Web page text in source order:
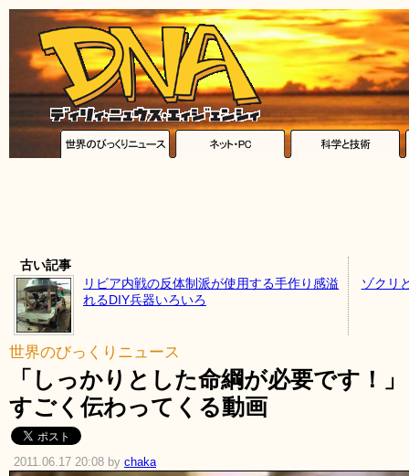
古い記事
リビア内戦の反体制派が使用する手作り感溢
れるDIY兵器いろいろ
ゾクリ
世界のびっくりニュース
「しっかりとした命綱が必要です！
すごく伝わってくる動画
2011.06.17 20:08 by chaka